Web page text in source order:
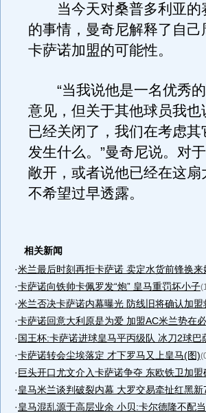
当今天对桑普多利亚的
的事情，曼奇尼解释了自
卡萨诺加盟的可能性。
“当我说他是一名优秀的
意见，但关于其他球员我
已经关闭了，我们在考虑
发生什么。”曼奇尼说。对
敞开，或者说他已经在这
不希望过早透露。
相关新闻
·米兰最后时刻再拒卡萨诺 卖定水货前锋换来
·卡萨诺向铁帅卡佩罗发“炮” 皇马重罚坏小子
·米兰否决卡萨诺内幕曝光 防线旧将确认加盟
·卡萨诺回意大利原是为爱 加盟AC米兰势在
·国王杯:卡萨诺进球皇马平丙级队 冰刀2球巴
·卡萨诺转会尘埃落定 才下罗马又上皇马(图)
·巨头开口尤文介入卡萨诺争夺 东欧铁卫加盟
·皇马米兰谈判破裂内幕 大罗交易牵扯红黑新
·皇马混乱源于高层业余 小贝:卡尔德隆不配